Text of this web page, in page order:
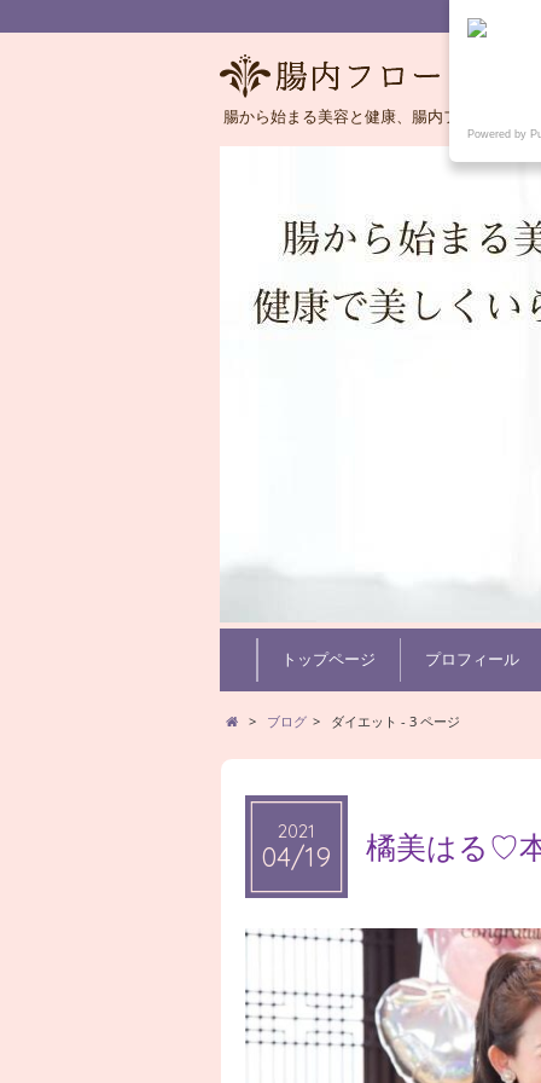
腸から始まる美容と健康、腸内フローラの
トップページ プロフィール
> ブログ > ダイエット - 3 ページ
2021
04/19
2021
04/19 橘美はる♡
Powered by